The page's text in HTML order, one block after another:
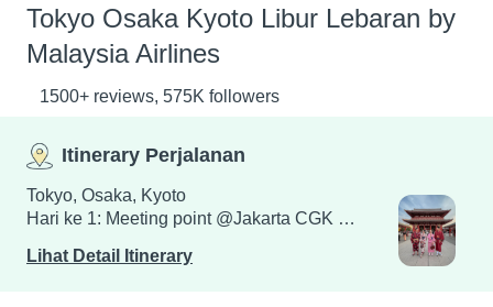
Tokyo Osaka Kyoto Libur Lebaran by
Malaysia Airlines
1500+ reviews, 575K followers
Itinerary Perjalanan
Tokyo, Osaka, Kyoto
Hari ke 1: Meeting point @Jakarta CGK …
Lihat Detail Itinerary